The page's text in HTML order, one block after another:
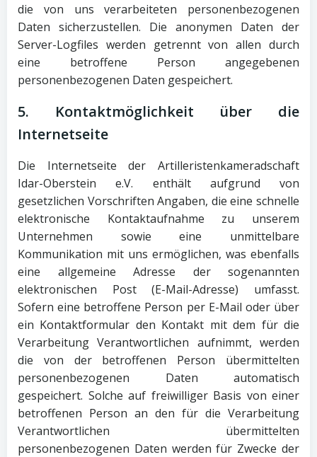
die von uns verarbeiteten personenbezogenen
Daten sicherzustellen. Die anonymen Daten der
Server-Logfiles werden getrennt von allen durch
eine betroffene Person angegebenen
personenbezogenen Daten gespeichert.
5. Kontaktmöglichkeit über die
Internetseite
Die Internetseite der Artilleristenkameradschaft
Idar-Oberstein e.V. enthält aufgrund von
gesetzlichen Vorschriften Angaben, die eine schnelle
elektronische Kontaktaufnahme zu unserem
Unternehmen sowie eine unmittelbare
Kommunikation mit uns ermöglichen, was ebenfalls
eine allgemeine Adresse der sogenannten
elektronischen Post (E-Mail-Adresse) umfasst.
Sofern eine betroffene Person per E-Mail oder über
ein Kontaktformular den Kontakt mit dem für die
Verarbeitung Verantwortlichen aufnimmt, werden
die von der betroffenen Person übermittelten
personenbezogenen Daten automatisch
gespeichert. Solche auf freiwilliger Basis von einer
betroffenen Person an den für die Verarbeitung
Verantwortlichen übermittelten
personenbezogenen Daten werden für Zwecke der